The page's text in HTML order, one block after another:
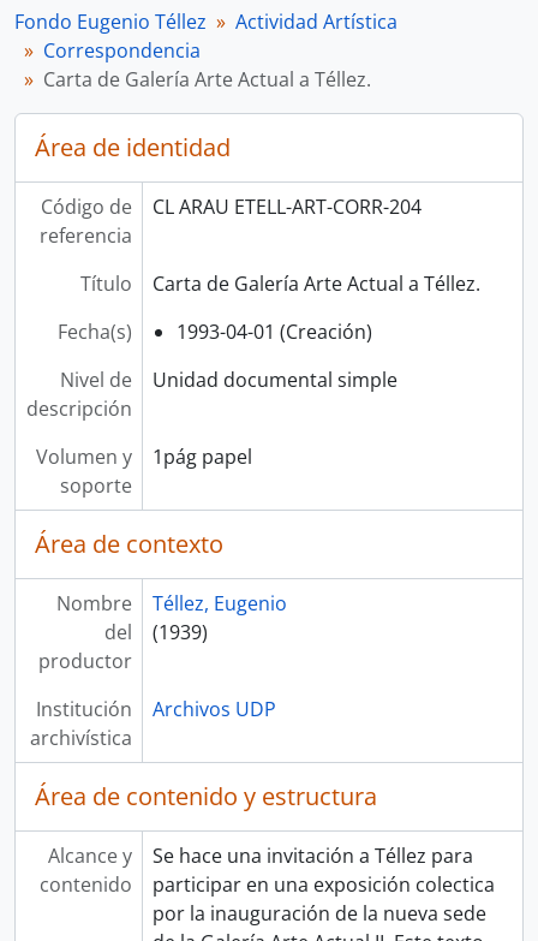
Fondo Eugenio Téllez
Actividad Artística
Correspondencia
Carta de Galería Arte Actual a Téllez.
Área de identidad
Código de
referencia
CL ARAU ETELL-ART-CORR-204
Título
Carta de Galería Arte Actual a Téllez.
Fecha(s)
1993-04-01 (Creación)
Nivel de
descripción
Unidad documental simple
Volumen y
soporte
1pág papel
Área de contexto
Nombre
del
productor
Téllez, Eugenio
(1939)
Institución
archivística
Archivos UDP
Área de contenido y estructura
Alcance y
contenido
Se hace una invitación a Téllez para
participar en una exposición colectica
por la inauguración de la nueva sede